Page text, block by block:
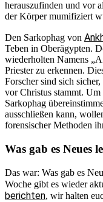
herauszufinden und vor
der Körper mumifiziert
Den Sarkophag von
Teben in Oberägypten.
wiederholten Namens
Priester zu erkennen.
Forscher sind sich
vor Christus stammt.
Sarkophag
ausschließen kann,
forensischer Methoden
Was gab es Neues
Das war: Was gab es
Woche gibt es wieder
berichten, wir halten